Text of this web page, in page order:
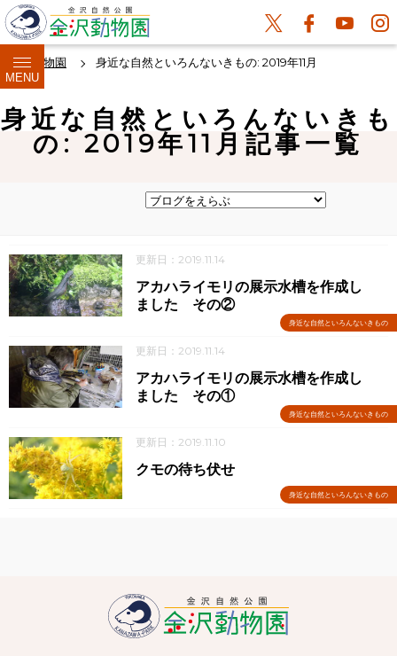
MENU
金沢動物園 身近な自然といろんないきもの: 2019年11月
身近な自然といろんないきも
の: 2019年11月記事一覧
更新日：2019.11.14
身近な自然といろんないきもの
アカハライモリの展示水槽を作成し
ました その②
更新日：2019.11.14
身近な自然といろんないきもの
アカハライモリの展示水槽を作成し
ました その①
更新日：2019.11.10
身近な自然といろんないきもの
クモの待ち伏せ